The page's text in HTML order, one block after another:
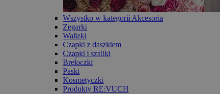
Wszystko w kategorii Akcesoria
Zegarki
Walizki
Czapki z daszkiem
Czapki i szaliki
Breloczki
Paski
Kosmetyczki
Produkty RE:VUCH